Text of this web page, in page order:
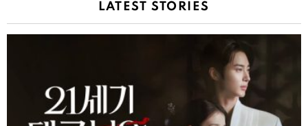
LATEST STORIES